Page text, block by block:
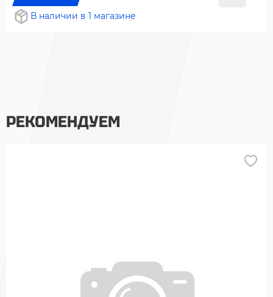
В наличии в 1 магазине
РЕКОМЕНДУЕМ